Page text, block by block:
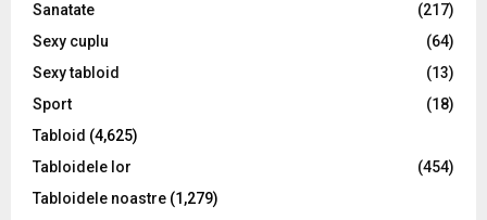
Sanatate
(217)
Sexy cuplu
(64)
Sexy tabloid
(13)
Sport
(18)
Tabloid (4,625)
Tabloidele lor
(454)
Tabloidele noastre (1,279)